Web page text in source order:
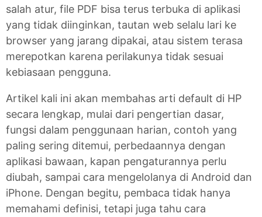
salah atur, file PDF bisa terus terbuka di aplikasi
yang tidak diinginkan, tautan web selalu lari ke
browser yang jarang dipakai, atau sistem terasa
merepotkan karena perilakunya tidak sesuai
kebiasaan pengguna.
Artikel kali ini akan membahas arti default di HP
secara lengkap, mulai dari pengertian dasar,
fungsi dalam penggunaan harian, contoh yang
paling sering ditemui, perbedaannya dengan
aplikasi bawaan, kapan pengaturannya perlu
diubah, sampai cara mengelolanya di Android dan
iPhone. Dengan begitu, pembaca tidak hanya
memahami definisi, tetapi juga tahu cara